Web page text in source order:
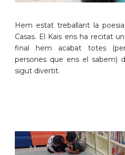
Hem estat treballant la
Casas. El Kais ens ha recitat
final hem acabat totes
persones que ens el sabem)
sigut divertit.